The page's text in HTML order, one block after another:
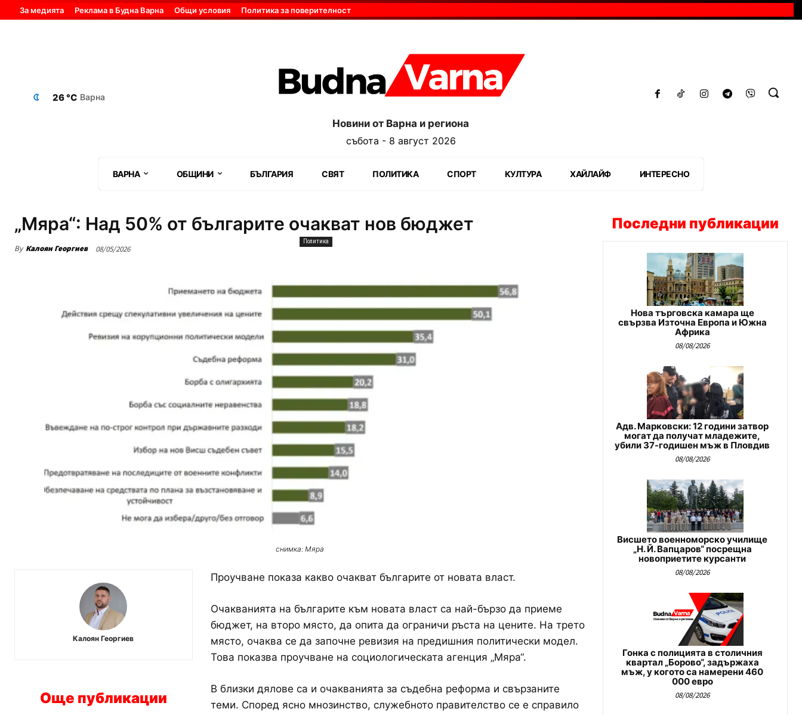
За медията Реклама в Будна Варна Общи условия Политика за поверителност
26 °C Варна
Новини от Варна и региона
събота - 8 август 2026
ВАРНА ОБЩИНИ БЪЛГАРИЯ СВЯТ ПОЛИТИКА СПОРТ КУЛТУРА ХАЙЛАЙФ ИНТЕРЕСНО
„Мяра“: Над 50% от българите очакват нов бюджет
By Калоян Георгиев 08/05/2026
Политика
снимка: Мяра
Калоян Георгиев
Още публикации
Проучване показа какво очакват българите от новата власт.
Очакванията на българите към новата власт са най-бързо да приеме
бюджет, на второ място, да опита да ограничи ръста на цените. На трето
място, очаква се да започне ревизия на предишния политически модел.
Това показва проучване на социологическата агенция „Мяра“.
В близки дялове са и очакванията за съдебна реформа и свързаните
теми. Според ясно мнозинство, служебното правителство се е справило
Последни публикации
Нова търговска камара ще
свързва Източна Европа и Южна
Африка
08/08/2026
Адв. Марковски: 12 години затвор
могат да получат младежите,
убили 37-годишен мъж в Пловдив
08/08/2026
Висшето военноморско училище
„Н. Й. Вапцаров“ посрещна
новоприетите курсанти
08/08/2026
Гонка с полицията в столичния
квартал „Борово“, задържаха
мъж, у когото са намерени 460
000 евро
08/08/2026